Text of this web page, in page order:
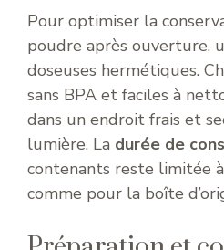
Pour optimiser la
poudre après ouverture,
doseuses hermétiques.
sans BPA et faciles à
dans un endroit frais et
lumière. La durée de
contenants reste limitée
comme pour la boîte